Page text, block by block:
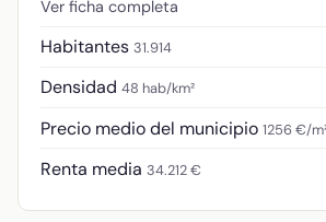
Ver ficha completa
Habitantes 31.914
Densidad 48 hab/km²
Precio medio del municipio 1256 €/
Renta media 34.212 €